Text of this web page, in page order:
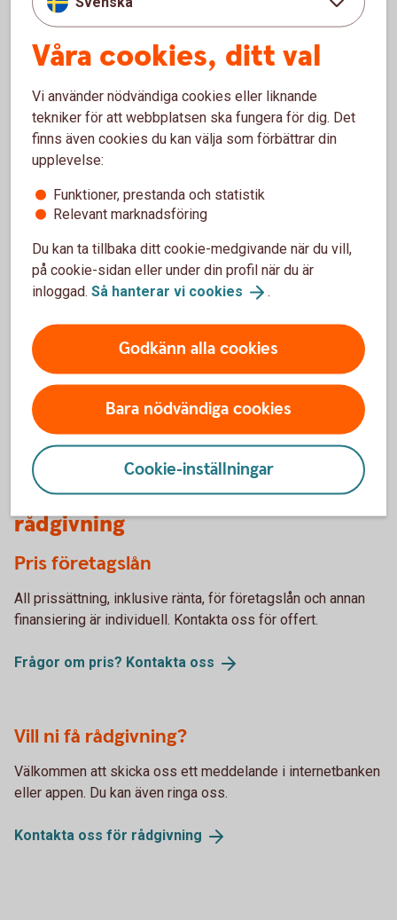
A tractor out in the field
Objektsfinansiering
Planerar ni att investera i fordon, maskiner, datorer
eller andra objekt till företaget? Leasing och
avbetalning gör det enkelt att finansiera
investeringen. Utforska våra alternativ för
objektsfinansiering och se vad som passar er bäst.
Läs mer och jämför.
Leasing ochAvbetalning
Företagslån och
företagsfinansiering – pris och
rådgivning
Pris företagslån
All prissättning, inklusive ränta, för företagslån och annan
finansiering är individuell. Kontakta oss för offert.
Frågor om pris? Kontakta oss
Vill ni få rådgivning?
Välkommen att skicka oss ett meddelande i internetbanken
eller appen. Du kan även ringa oss.
Kontakta oss för rådgivning
Våra cookies, ditt val
Vi använder nödvändiga cookies eller liknande
tekniker för att webbplatsen ska fungera för dig. Det
finns även cookies du kan välja som förbättrar din
upplevelse:
Funktioner, prestanda och statistik
Relevant marknadsföring
Du kan ta tillbaka ditt cookie-medgivande när du vill,
på cookie-sidan eller under din profil när du är
inloggad. Så hanterar vi cookies .
Godkänn alla cookies
Bara nödvändiga cookies
Cookie-inställningar